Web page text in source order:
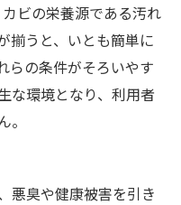
ビの栄養源である汚れ
揃うと、いとも簡単に
らの条件がそろいやす
な環境となり、利用者
悪臭や健康被害を引き